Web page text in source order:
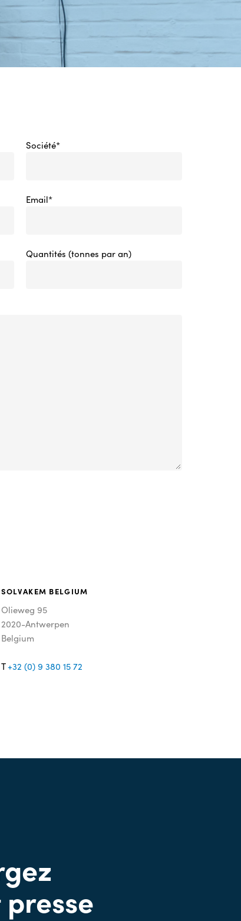
Société*
Email*
Quantités (tonnes par an)
SOLVAKEM BELGIUM
Olieweg 95
2020-Antwerpen
Belgium
T+32 (0) 9 380 15 72